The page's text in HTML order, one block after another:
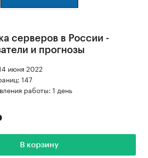
серверов в России -
и прогнозы
июня 2022
147
работы: 1 день
В корзину